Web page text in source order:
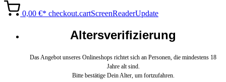
0,00 €* checkout.cartScreenReaderUpdate
Altersverifizierung
Das Angebot unseres Onlineshops richtet sich an Personen, die mindestens 18
Jahre alt sind.
Bitte bestätige Dein Alter, um fortzufahren.